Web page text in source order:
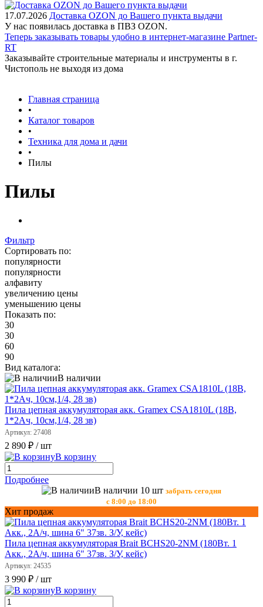
17.07.2026 Доставка OZON до Вашего пункта выдачи
У нас появилась доставка в ПВЗ OZON.
Теперь заказывать товары удобно в интернет-магазине Partner-
RT
Заказывайте строительные материалы и инструменты в г.
Чистополь не выходя из дома
Главная страница
•
Каталог товаров
•
Техника для дома и дачи
•
Пилы
Пилы
Фильтр
Сортировать по:
популярности
популярности
алфавиту
увеличению цены
уменьшению цены
Показать по:
30
30
60
90
Вид каталога:
В наличии
Пила цепная аккумуляторая акк. Gramex CSA1810L (18В,
1*2Ач, 10см,1/4, 28 зв)
Артикул: 27408
2 890 ₽ / шт
В корзину
Подробнее
В наличии 10 шт забрать сегодня
с 8:00 до 18:00
Хит продаж
Пила цепная аккумуляторая Brait BCHS20-2NM (180Вт. 1
Акк., 2А/ч, шина 6" 37зв. З/У, кейс)
Артикул: 24535
3 990 ₽ / шт
В корзину